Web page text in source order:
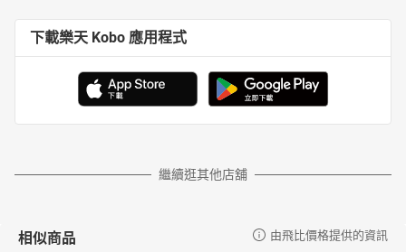
下載樂天 Kobo 應用程式
繼續逛其他店舖
相似商品 由飛比價格提供的資訊